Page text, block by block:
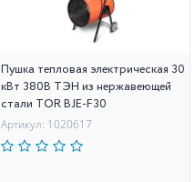
Пушка тепловая электрическая 30
кВт 380В ТЭН из нержавеющей
стали TOR BJE-F30
Артикул: 1020617